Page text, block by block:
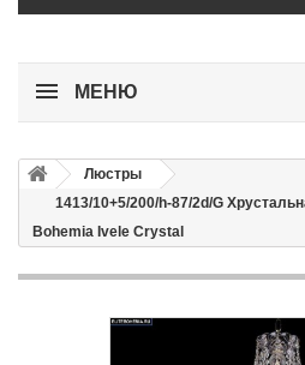
МЕНЮ
Люстры
1413/10+5/200/h-87/2d/G
Bohemia Ivele Crystal